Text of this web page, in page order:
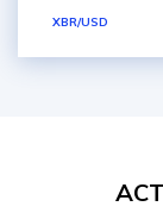
XBR/USD